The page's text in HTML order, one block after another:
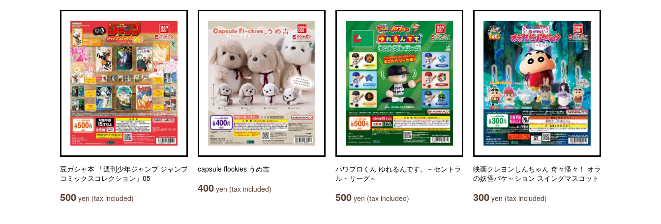
豆ガシャ本 「週刊少年ジャンプ ジャンプ
コミックスコレクション」05
500 yen (tax included)
capsule flockies うめ吉
400 yen (tax included)
パワプロくん ゆれるんです。～セントラ
ル・リーグ～
500 yen (tax included)
映画クレヨンしんちゃん 奇々怪々！ オラ
の妖怪バケ～ション スイングマスコット
300 yen (tax included)